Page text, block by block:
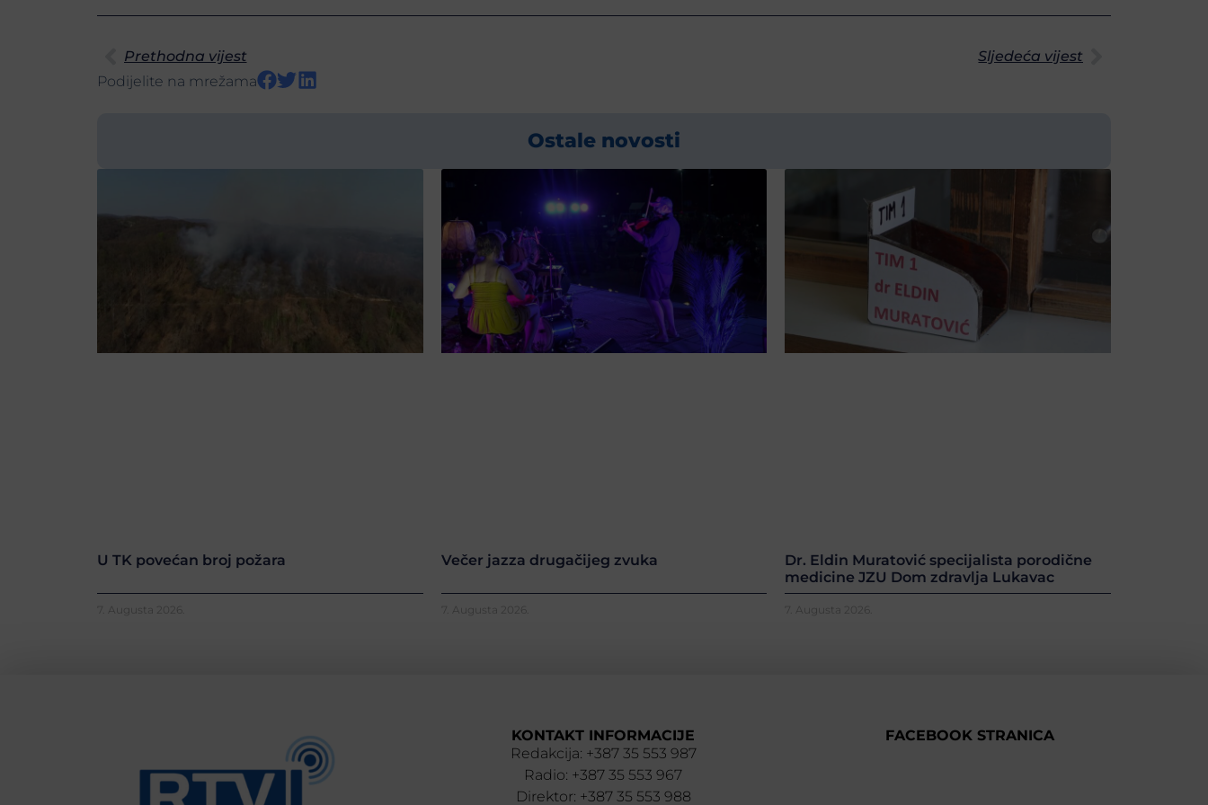
Prethodna vijest
Sljedeća vijest
Podijelite na mrežama
Ostale novosti
U TK povećan broj požara
7. Augusta 2026.
Večer jazza drugačijeg zvuka
7. Augusta 2026.
Dr. Eldin Muratović specijalista porodične
medicine JZU Dom zdravlja Lukavac
7. Augusta 2026.
KONTAKT INFORMACIJE
Redakcija: +387 35 553 987
Radio: +387 35 553 967
Direktor: +387 35 553 988
FACEBOOK STRANICA